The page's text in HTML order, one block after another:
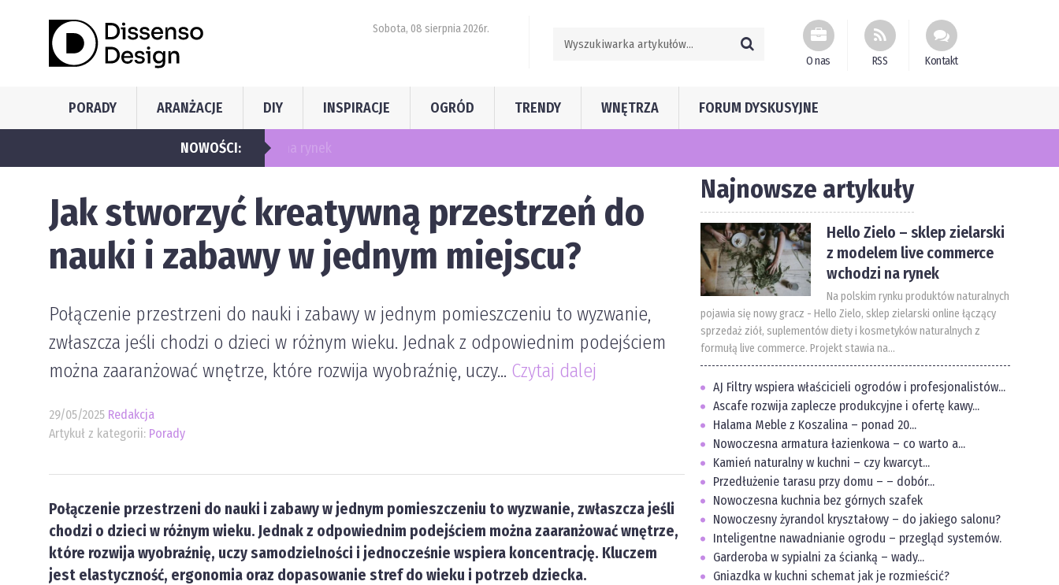
Sobota, 08 sierpnia 2026r.
O nas RSS Kontakt
PORADY ARANŻACJE DIY INSPIRACJE OGRÓD TRENDY WNĘTRZA FORUM DYSKUSYJNE
NOWOŚCI:
Jak stworzyć kreatywną przestrzeń do
nauki i zabawy w jednym miejscu?
Połączenie przestrzeni do nauki i zabawy w jednym pomieszczeniu to wyzwanie,
zwłaszcza jeśli chodzi o dzieci w różnym wieku. Jednak z odpowiednim podejściem
można zaaranżować wnętrze, które rozwija wyobraźnię, uczy... Czytaj dalej
29/05/2025 Redakcja
Artykuł z kategorii: Porady
Połączenie przestrzeni do nauki i zabawy w jednym pomieszczeniu to wyzwanie, zwłaszcza jeśli
chodzi o dzieci w różnym wieku. Jednak z odpowiednim podejściem można zaaranżować wnętrze,
które rozwija wyobraźnię, uczy samodzielności i jednocześnie wspiera koncentrację. Kluczem
jest elastyczność, ergonomia oraz dopasowanie stref do wieku i potrzeb dziecka.
Najnowsze artykuły
Hello Zielo – sklep zielarski
z modelem live commerce
wchodzi na rynek
Na polskim rynku produktów naturalnych
pojawia się nowy gracz - Hello Zielo, sklep zielarski online łączący
sprzedaż ziół, suplementów diety i kosmetyków naturalnych z
formułą live commerce. Projekt stawia na...
AJ Filtry wspiera właścicieli ogrodów i profesjonalistów...
Ascafe rozwija zaplecze produkcyjne i ofertę kawy...
Halama Meble z Koszalina – ponad 20...
Nowoczesna armatura łazienkowa – co warto a...
Kamień naturalny w kuchni – czy kwarcyt...
Przedłużenie tarasu przy domu – – dobór...
Nowoczesna kuchnia bez górnych szafek
Nowoczesny żyrandol kryształowy – do jakiego salonu?
Inteligentne nawadnianie ogrodu – przegląd systemów.
Garderoba w sypialni za ścianką – wady...
Gniazdka w kuchni schemat jak je rozmieścić?